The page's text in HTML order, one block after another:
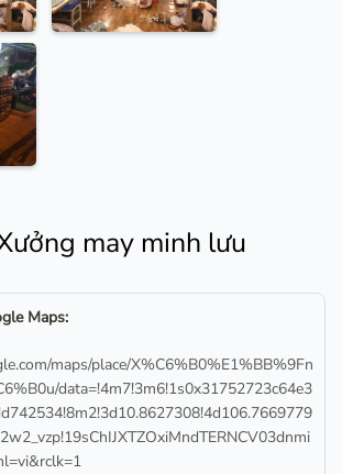
may minh lưu
Maps:
maps/place/X%C6%B0%E1%BB%9Fn
data=!4m7!3m6!1s0x31752723c64e3